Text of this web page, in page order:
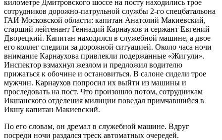
километре Дмитровского шоссе на посту находились трое
сотрудников дорожно-патрульной службы 2-го спецбатальона
ГАИ Московской области: капитан Анатолий Макиевский,
старший лейтенант Геннадий Карнаухов и сержант Евгений
Дворецкий. Капитан находился в служебной машине, а двое
его коллег следили за дорожной ситуацией. Около часа ночи
внимание Карнаухова привлекли подержанные «Жигули».
Инспектор взмахнул жезлом и предложил водителю
прижаться к обочине и остановиться. В салоне сидели трое
мужчин. Карнаухов попросил их выйти из машины и
проследовать на пост. Что произошло потом, сотрудникам
Икшанского отделения милиции поведал примчавшийся в
Икшу капитан Макиевский.
По его словам, он дремал в служебной машине. Вдруг
посреди ночи раздался треск автоматных очередей.